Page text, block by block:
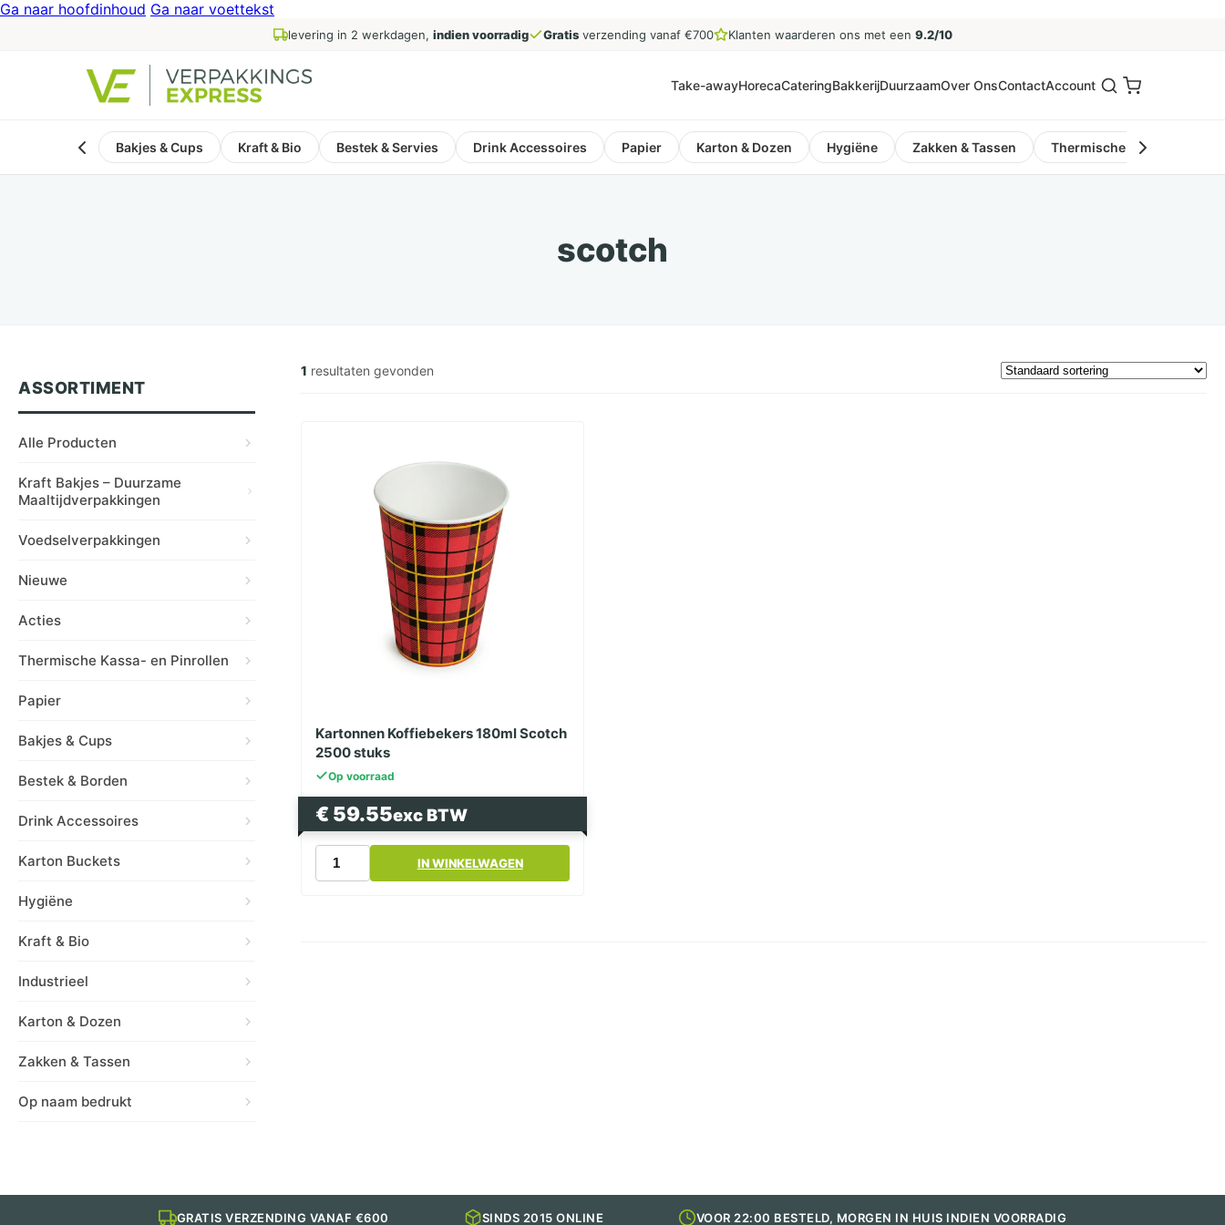
Ga naar hoofdinhoud Ga naar voettekst
levering in 2 werkdagen, indien voorradig Gratisverzending vanaf €700 Klanten waarderen ons met een 9.2/10
Take-awayHorecaCateringBakkerijDuurzaamOver OnsContactAccount
Bakjes & Cups Kraft & Bio Bestek & Servies Drink Accessoires Papier Karton & Dozen Hygiëne Zakken & Tassen Thermische Kassa- en
scotch
ASSORTIMENT
Alle Producten
Kraft Bakjes – Duurzame
Maaltijdverpakkingen
Voedselverpakkingen
Nieuwe
Acties
Thermische Kassa- en Pinrollen
Papier
Bakjes & Cups
Bestek & Borden
Drink Accessoires
Karton Buckets
Hygiëne
Kraft & Bio
Industrieel
Karton & Dozen
Zakken & Tassen
Op naam bedrukt
1 resultaten gevonden
Kartonnen Koffiebekers 180ml Scotch
2500 stuks
Op voorraad
€ 59.55exc BTW
Kartonnen
Koffiebekers
IN WINKELWAGEN
GRATIS VERZENDING VANAF €600 SINDS 2015 ONLINE VOOR 22:00 BESTELD, MORGEN IN HUIS INDIEN VOORRADIG